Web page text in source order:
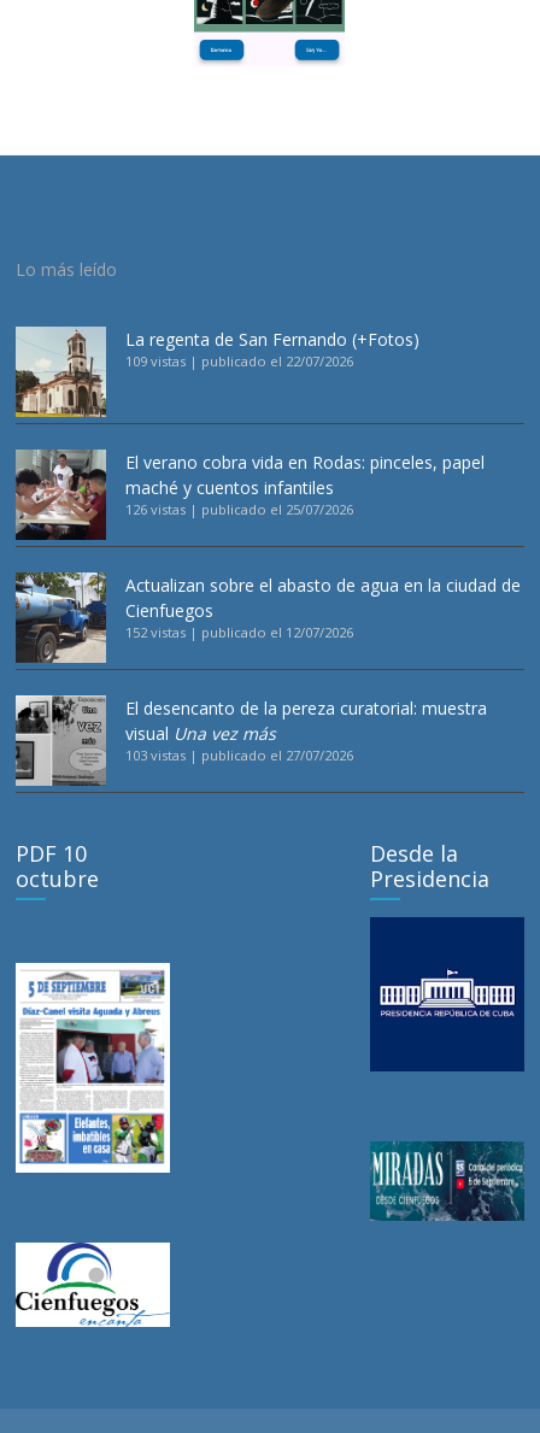
Lo más leído
La regenta de San Fernando (+Fotos)
109 vistas | publicado el 22/07/2026
El verano cobra vida en Rodas: pinceles, papel
maché y cuentos infantiles
126 vistas | publicado el 25/07/2026
Actualizan sobre el abasto de agua en la ciudad de
Cienfuegos
152 vistas | publicado el 12/07/2026
El desencanto de la pereza curatorial: muestra
visual Una vez más
103 vistas | publicado el 27/07/2026
PDF 10
octubre
Desde la
Presidencia